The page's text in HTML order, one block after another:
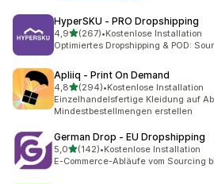
HyperSKU ‑ PRO Dropshipping
4,9von 5 Sternen
(267)
267 Rezensionen insgesamt
•Kostenlose Installation
Optimiertes Dropshipping & POD:
Apliiq ‑ Print On Demand
4,8von 5 Sternen
(294)
294 Rezensionen insgesamt
•Kostenlose Installation
Einzelhandelsfertige Kleidung auf
Mindestbestellmengen erstellen
German Drop ‑ EU Dropshipping
5,0von 5 Sternen
(142)
142 Rezensionen insgesamt
•Kostenlose Installation
E-Commerce-Abläufe vom Sourcing